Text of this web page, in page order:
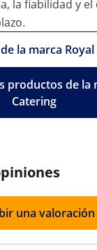
la fiabilidad y el
la marca
productos de la
Catering
una valoración